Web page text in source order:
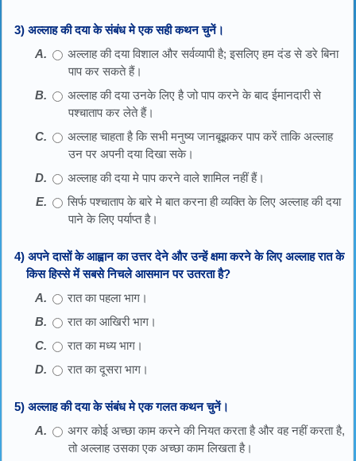
3) अल्लाह की दया के संबंध मे एक सही कथन चुनें।
अल्लाह की दया विशाल और सर्वव्यापी है; इसलिए हम दंड से डरे बिना
पाप कर सकते हैं।
अल्लाह की दया उनके लिए है जो पाप करने के बाद ईमानदारी से
पश्चाताप कर लेते हैं।
अल्लाह चाहता है कि सभी मनुष्य जानबूझकर पाप करें ताकि अल्लाह
उन पर अपनी दया दिखा सके।
अल्लाह की दया मे पाप करने वाले शामिल नहीं हैं।
सिर्फ पश्चाताप के बारे मे बात करना ही व्यक्ति के लिए अल्लाह की दया
पाने के लिए पर्याप्त है।
4) अपने दासों के आह्वान का उत्तर देने और उन्हें क्षमा करने के लिए अल्लाह रात के
किस हिस्से में सबसे निचले आसमान पर उतरता है?
रात का पहला भाग।
रात का आखिरी भाग।
रात का मध्य भाग।
रात का दूसरा भाग।
5) अल्लाह की दया के संबंध मे एक गलत कथन चुनें।
अगर कोई अच्छा काम करने की नियत करता है और वह नहीं करता है,
तो अल्लाह उसका एक अच्छा काम लिखता है।